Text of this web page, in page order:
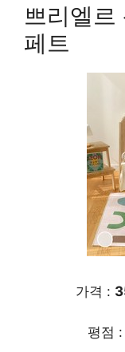
쁘리엘르
페트
가격 :
평점